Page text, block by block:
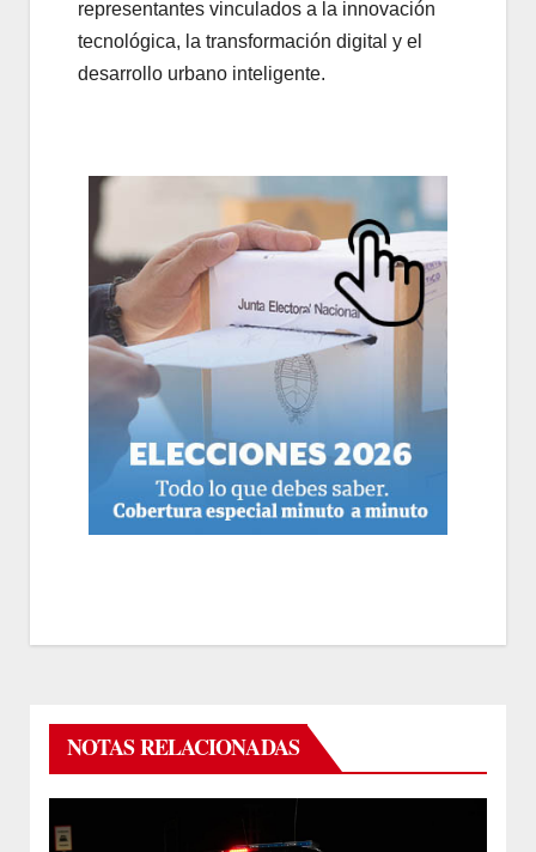
representantes vinculados a la innovación
tecnológica, la transformación digital y el
desarrollo urbano inteligente.
NOTAS RELACIONADAS